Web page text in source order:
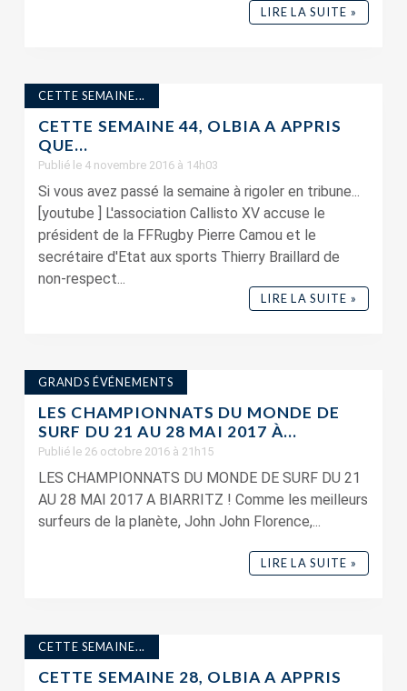
LIRE LA SUITE »
CETTE SEMAINE...
CETTE SEMAINE 44, OLBIA A APPRIS
QUE…
Publié le 4 novembre 2016 à 14h03
Si vous avez passé la semaine à rigoler en tribune...
[youtube ] L'association Callisto XV accuse le
président de la FFRugby Pierre Camou et le
secrétaire d'Etat aux sports Thierry Braillard de
non-respect...
LIRE LA SUITE »
GRANDS ÉVÉNEMENTS
LES CHAMPIONNATS DU MONDE DE
SURF DU 21 AU 28 MAI 2017 À...
Publié le 26 octobre 2016 à 21h15
LES CHAMPIONNATS DU MONDE DE SURF DU 21
AU 28 MAI 2017 A BIARRITZ ! Comme les meilleurs
surfeurs de la planète, John John Florence,...
LIRE LA SUITE »
CETTE SEMAINE...
CETTE SEMAINE 28, OLBIA A APPRIS